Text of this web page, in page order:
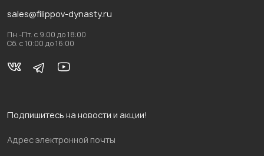
sales@filippov-dynasty.ru
Пн.-Пт. с 9:00 до 18:00
Сб. с 10:00 до 16:00
Подпишитесь на новости и акции!
Адрес электронной почты